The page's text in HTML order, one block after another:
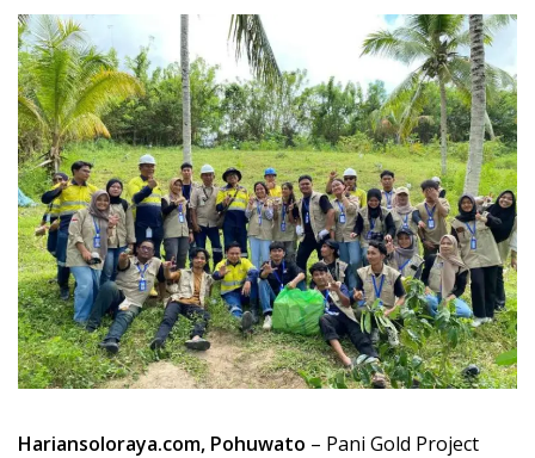
Hariansoloraya.com, Pohuwato – Pani Gold Project